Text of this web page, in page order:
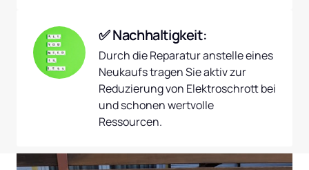
✅ Nachhaltigkeit:
Durch die Reparatur anstelle eines
Neukaufs tragen Sie aktiv zur
Reduzierung von Elektroschrott bei
und schonen wertvolle
Ressourcen.